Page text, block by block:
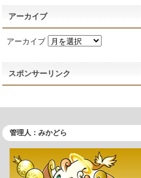
アーカイブ
アーカイブ
スポンサーリンク
管理人：みかどら